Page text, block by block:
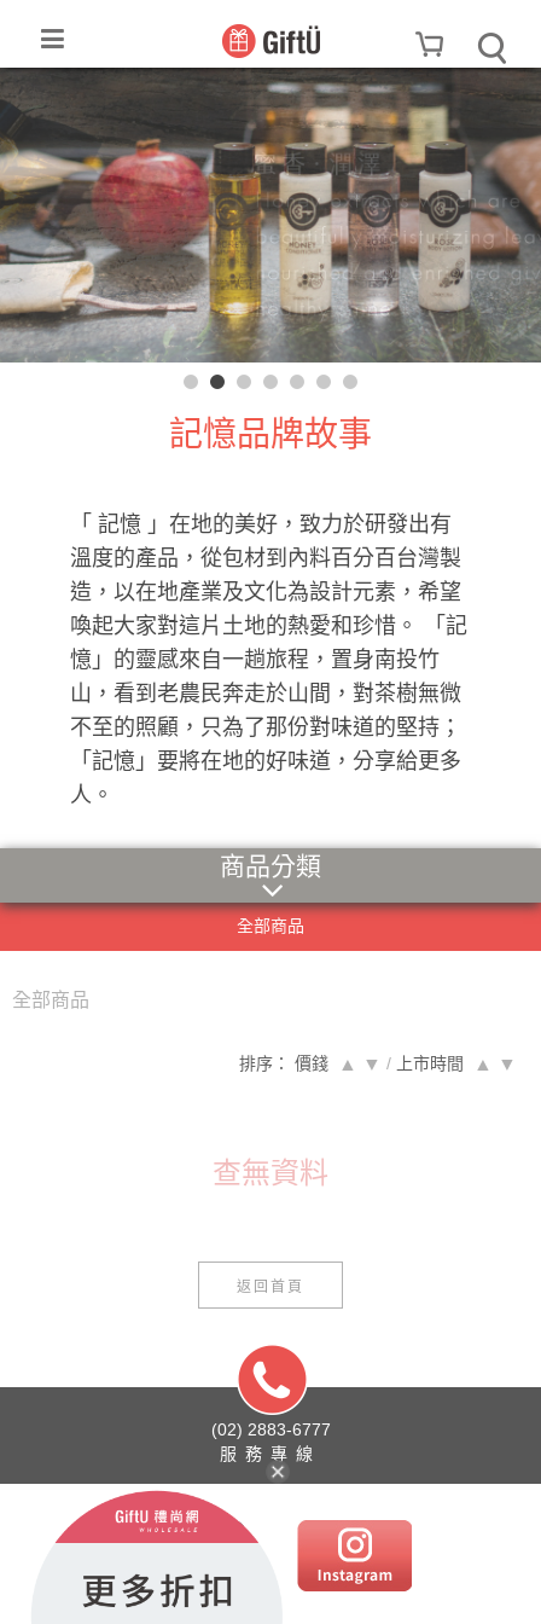
記憶品牌故事
「 記憶 」在地的美好，致力於研發出有
溫度的產品，從包材到內料百分百台灣製
造，以在地產業及文化為設計元素，希望
喚起大家對這片土地的熱愛和珍惜。 「記
憶」的靈感來自一趟旅程，置身南投竹
山，看到老農民奔走於山間，對茶樹無微
不至的照顧，只為了那份對味道的堅持；
「記憶」要將在地的好味道，分享給更多
人。
商品分類
全部商品
全部商品
排序： 價錢 ▲ ▼ / 上市時間 ▲ ▼
查無資料
返回首頁
(02) 2883-6777
服務專線